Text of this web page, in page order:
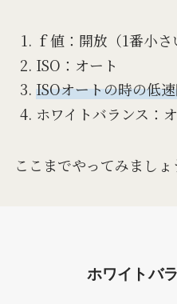
ｆ値：開放（1番小さ
ISO：オート
ISOオートの時の低
ホワイトバランス：
ここまでやってみましょ
ホワイトバ